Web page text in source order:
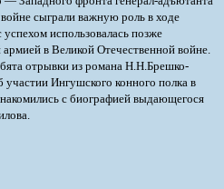
сыграли важную роль в ходе
использовалась позже
в Великой Отечественной войне.
отрывки из романа Н.Н.Брешко-
Ингушского конного полка в
с биографией выдающегося